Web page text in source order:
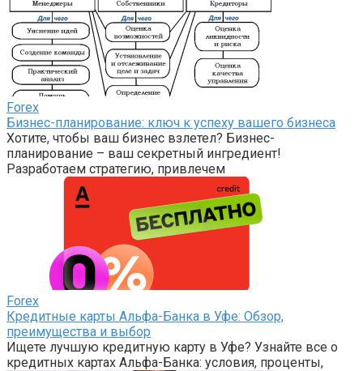
Forex
Бизнес-планирование: ключ к успеху вашего бизнеса
Хотите, чтобы ваш бизнес взлетел? Бизнес-
планирование – ваш секретный ингредиент!
Разработаем стратегию, привлечем
Forex
Кредитные карты Альфа-Банка в Уфе: Обзор,
преимущества и выбор
Ищете лучшую кредитную карту в Уфе? Узнайте все о
кредитных картах Альфа-Банка: условия, проценты,